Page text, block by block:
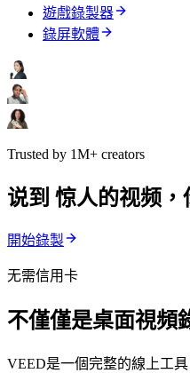
遊戲錄製器
錄屏軟體
Trusted by 1M+ creators
说到 惊人的视频
開始錄製
无需信用卡
不僅僅是桌面視頻
VEED是一個完整的線上工